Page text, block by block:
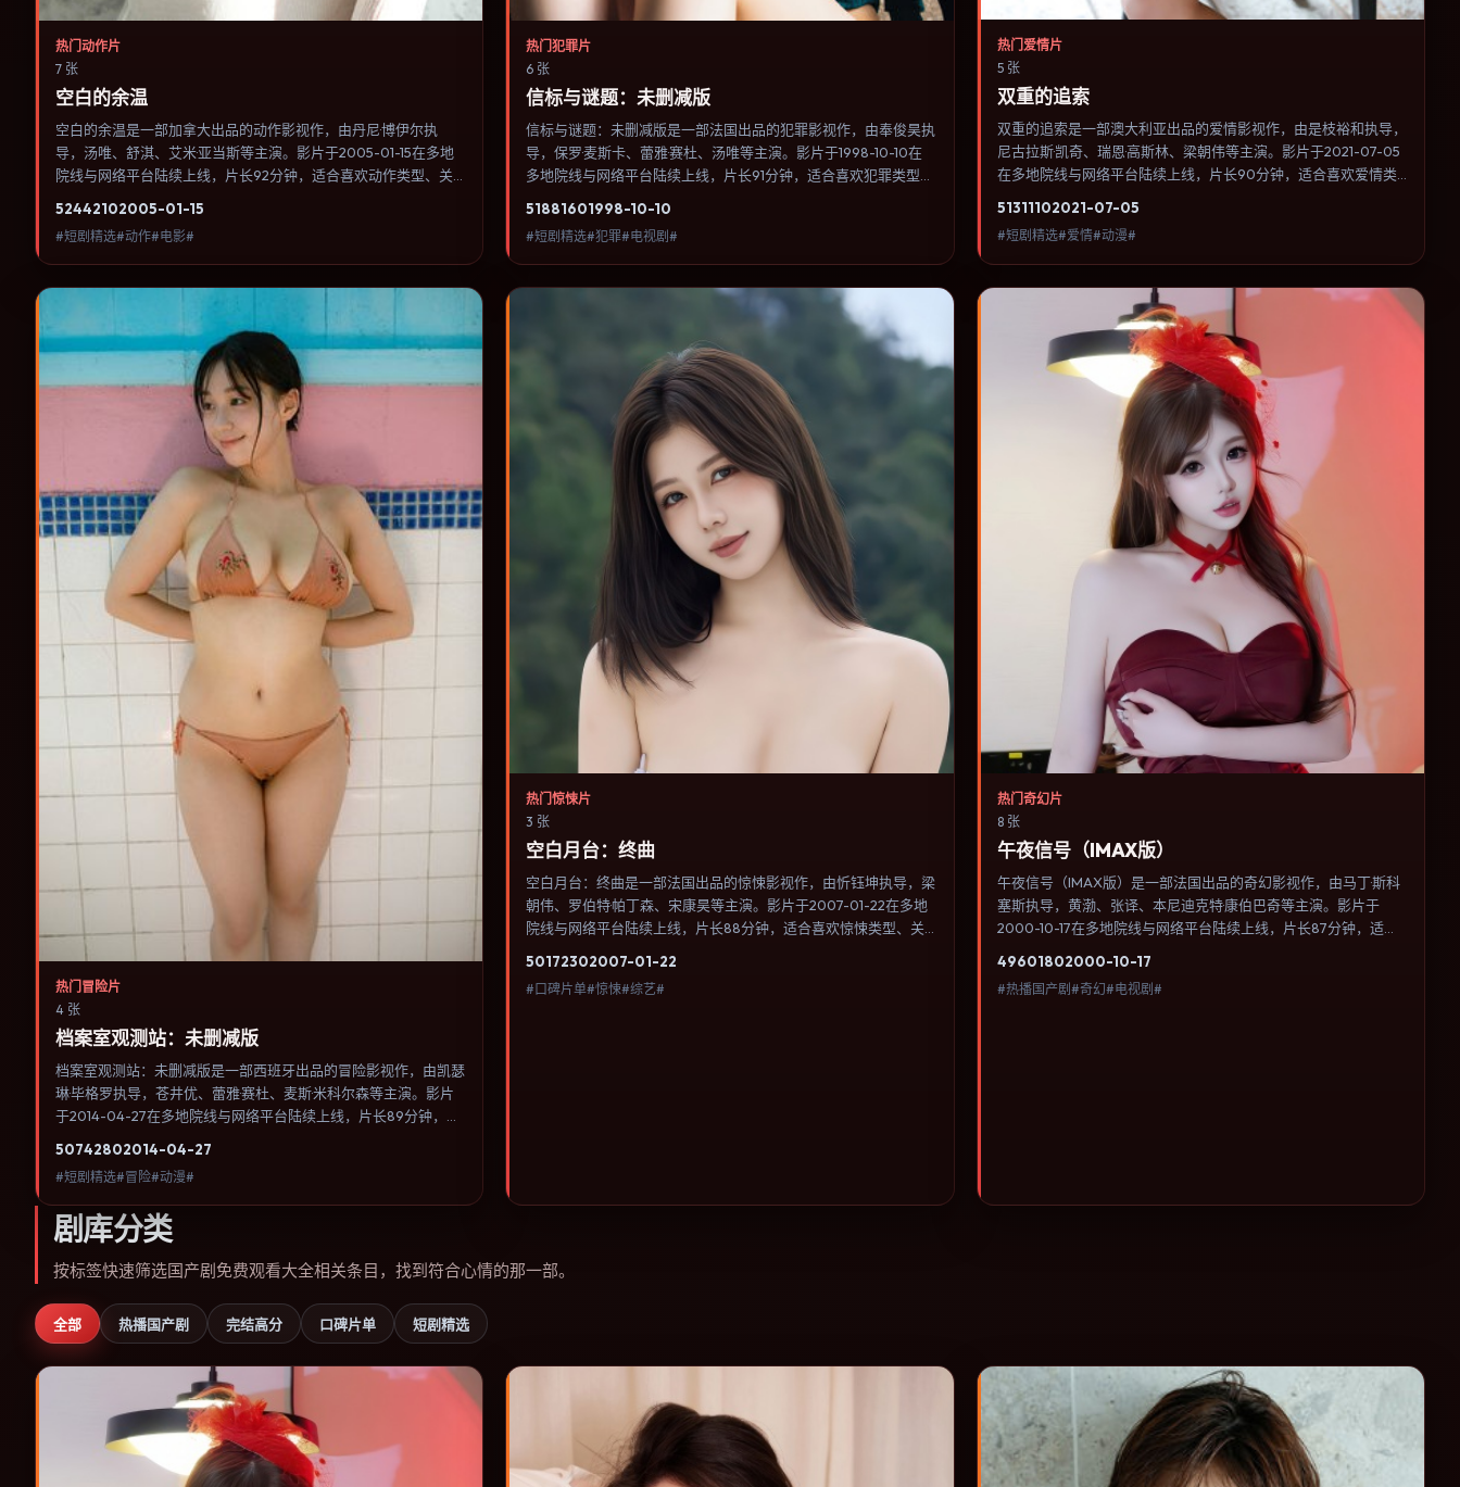
热门动作片
7 张
空白的余温
空白的余温是一部加拿大出品的动作影视作，由丹尼·博伊尔执
导，汤唯、舒淇、艾米·亚当斯等主演。影片于2005-01-15在多地
院线与网络平台陆续上线，片长92分钟，适合喜欢动作类型、关
进，节奏与视听语言统一，可作为休闲观影或类型片补片的选择。
52442102005-01-15
#短剧精选#动作#电影#
热门犯罪片
6 张
信标与谜题：未删减版
信标与谜题：未删减版是一部法国出品的犯罪影视作，由奉俊昊执
导，保罗·麦斯卡、蕾雅·赛杜、汤唯等主演。影片于1998-10-10在
多地院线与网络平台陆续上线，片长91分钟，适合喜欢犯罪类型、
推进，节奏与视听语言统一，可作为休闲观影或类型片补片的选
择。
51881601998-10-10
#短剧精选#犯罪#电视剧#
热门爱情片
5 张
双重的追索
双重的追索是一部澳大利亚出品的爱情影视作，由是枝裕和执导，
尼古拉斯·凯奇、瑞恩·高斯林、梁朝伟等主演。影片于2021-07-05
在多地院线与网络平台陆续上线，片长90分钟，适合喜欢爱情类
选择与情节推进，节奏与视听语言统一，可作为休闲观影或类型片
补片的选择。
51311102021-07-05
#短剧精选#爱情#动漫#
热门冒险片
4 张
档案室观测站：未删减版
档案室观测站：未删减版是一部西班牙出品的冒险影视作，由凯瑟
琳·毕格罗执导，苍井优、蕾雅·赛杜、麦斯·米科尔森等主演。影片
于2014-04-27在多地院线与网络平台陆续上线，片长89分钟，适
聚焦人物选择与情节推进，节奏与视听语言统一，可作为休闲观影
或类型片补片的选择。
50742802014-04-27
#短剧精选#冒险#动漫#
热门惊悚片
3 张
空白月台：终曲
空白月台：终曲是一部法国出品的惊悚影视作，由忻钰坤执导，梁
朝伟、罗伯特·帕丁森、宋康昊等主演。影片于2007-01-22在多地
院线与网络平台陆续上线，片长88分钟，适合喜欢惊悚类型、关
节奏与视听语言统一，可作为休闲观影或类型片补片的选择。
50172302007-01-22
#口碑片单#惊悚#综艺#
热门奇幻片
8 张
午夜信号（IMAX版）
午夜信号（IMAX版）是一部法国出品的奇幻影视作，由马丁·斯科
塞斯执导，黄渤、张译、本尼迪克特·康伯巴奇等主演。影片于
2000-10-17在多地院线与网络平台陆续上线，片长87分钟，适合
焦人物选择与情节推进，节奏与视听语言统一，可作为休闲观影或
49601802000-10-17
#热播国产剧#奇幻#电视剧#
剧库分类
按标签快速筛选国产剧免费观看大全相关条目，找到符合心情的那一部。
全部 热播国产剧 完结高分 口碑片单 短剧精选